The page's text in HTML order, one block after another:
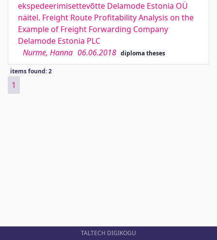
ekspedeerimisettevõtte Delamode Estonia OÜ
näitel. Freight Route Profitability Analysis on the
Example of Freight Forwarding Company
Delamode Estonia PLC
Nurme, Hanna 06.06.2018 diploma theses
items found: 2
1
TALTECH DIGIKOGU